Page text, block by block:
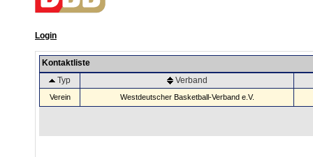
Login
Kontaktliste
Typ
Verband
Verein Westdeutscher Basketball-Verband e.V.